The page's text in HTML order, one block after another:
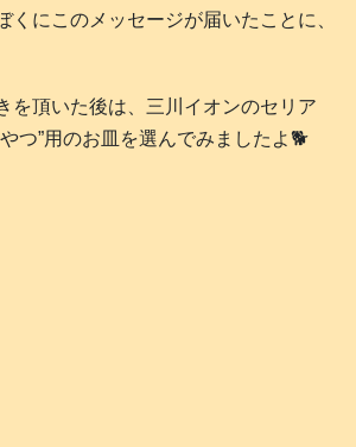
くにこのメッセージが届いたことに、
を頂いた後は、三川イオンのセリア
つ”用のお皿を選んでみましたよ🐕️